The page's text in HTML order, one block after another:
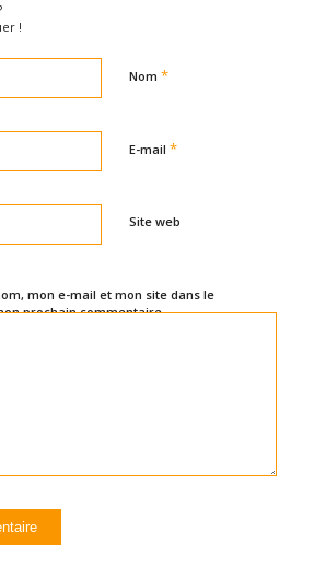
!
Nom *
E-mail *
Site web
mon e-mail et mon site dans le
prochain commentaire.